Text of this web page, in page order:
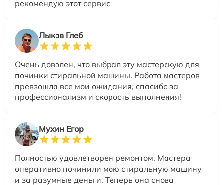
рекомендую этот сервис!
Лыков Глеб
Очень доволен, что выбрал эту мастерскую для
починки стиральной машины. Работа мастеров
превзошла все мои ожидания, спасибо за
профессионализм и скорость выполнения!
Мухин Егор
Полностью удовлетворен ремонтом. Мастера
оперативно починили мою стиральную машину
и за разумные деньги. Теперь она снова